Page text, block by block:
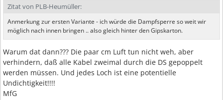
Zitat von PLB-Heumüller:
Anmerkung zur ersten Variante - ich würde die Dampfsperre so weit wir
möglich nach innen bringen .. also gleich hinter den Gipskarton.
Warum dat dann??? Die paar cm Luft tun nicht weh, aber
verhindern, daß alle Kabel zweimal durch die DS gepoppelt
werden müssen. Und jedes Loch ist eine potentielle
Undichtigkeit!!!!
MfG